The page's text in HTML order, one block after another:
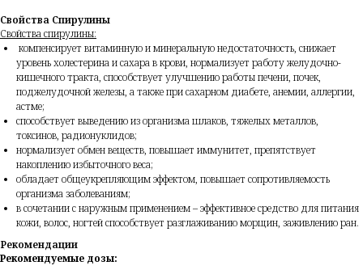
Свойства Спирулины
Свойства спирулины:
компенсирует витаминную и минеральную недостаточность, снижает
уровень холестерина и сахара в крови, нормализует работу желудочно-
кишечного тракта, способствует улучшению работы печени, почек,
поджелудочной железы, а также при сахарном диабете, анемии, аллергии,
астме;
способствует выведению из организма шлаков, тяжелых металлов,
токсинов, радионуклидов;
нормализует обмен веществ, повышает иммунитет, препятствует
накоплению избыточного веса;
обладает общеукрепляющим эффектом, повышает сопротивляемость
организма заболеваниям;
в сочетании с наружным применением – эффективное средство для питания
кожи, волос, ногтей способствует разглаживанию морщин, заживлению ран.
Рекомендации
Рекомендуемые дозы: